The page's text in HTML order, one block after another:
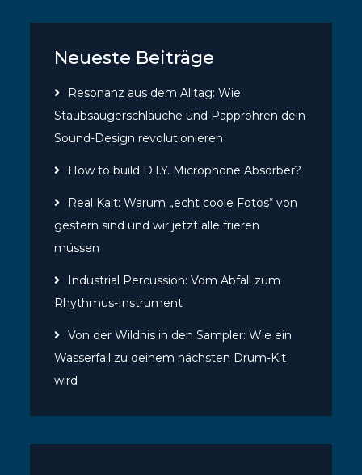
Neueste Beiträge
Resonanz aus dem Alltag: Wie
Staubsaugerschläuche und Pappröhren dein
Sound-Design revolutionieren
How to build D.I.Y. Microphone Absorber?
Real Kalt: Warum „echt coole Fotos“ von
gestern sind und wir jetzt alle frieren
müssen
Industrial Percussion: Vom Abfall zum
Rhythmus-Instrument
Von der Wildnis in den Sampler: Wie ein
Wasserfall zu deinem nächsten Drum-Kit
wird